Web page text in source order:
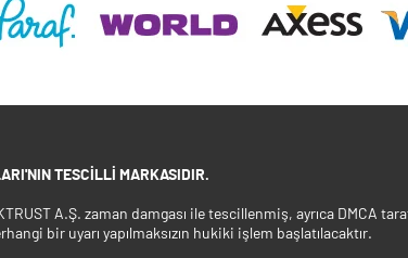
TESCILLI MARKASIDIR.
A.Ş. zaman damgası ile tescillenmiş, ayrıca DMCA
bir uyarı yapılmaksızın hukiki işlem başlatılacaktır.